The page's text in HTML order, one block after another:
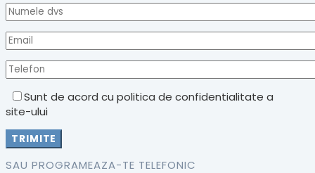
Sunt de acord cu politica de confidentialitate a
site-ului
SAU PROGRAMEAZA-TE TELEFONIC